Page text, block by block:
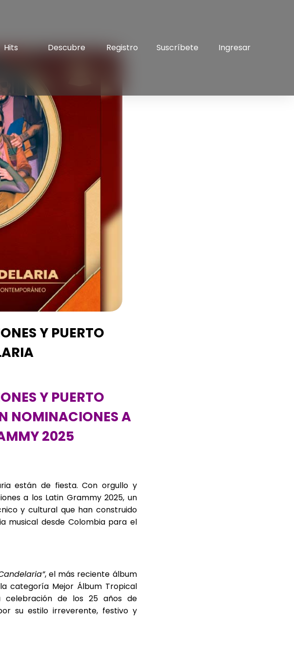
Hits Descubre Registro Suscríbete Ingresar
Y PUERTO
Y PUERTO
NOMINACIONES A
2025
están de fiesta. Con orgullo y
a los Latin Grammy 2025, un
y cultural que han construido
musical desde Colombia para el
, el más reciente álbum
categoría Mejor Álbum Tropical
celebración de los 25 años de
su estilo irreverente, festivo y